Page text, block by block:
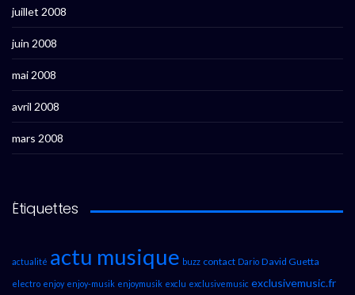
juillet 2008
juin 2008
mai 2008
avril 2008
mars 2008
Étiquettes
actualité actu musique buzz contact Dario David Guetta
electro enjoy enjoy-musik enjoymusik exclu exclusivemusic exclusivemusic.fr